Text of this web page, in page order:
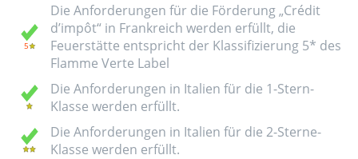
Die Anforderungen für die Förderung „Crédit
d’impôt“ in Frankreich werden erfüllt, die
Feuerstätte entspricht der Klassifizierung 5* des
Flamme Verte Label
Die Anforderungen in Italien für die 1-Stern-
Klasse werden erfüllt.
Die Anforderungen in Italien für die 2-Sterne-
Klasse werden erfüllt.